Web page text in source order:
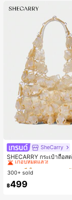
SheCarry
SHECARRY กระเป๋าถือส
ชั่น, สง่างาม, วันหยุด, งาน
#1 ขายดี
เกือบหมดแล้ว!
#1 ขายดี
เกือบหมดแล้ว!
#1 ขายดี
เกือบหมดแล้ว!
#1 ขายดี
300+ sold
฿499